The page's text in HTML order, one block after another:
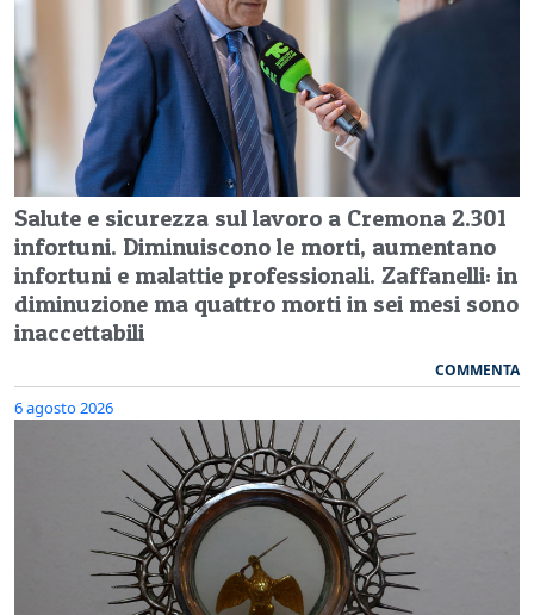
Salute e sicurezza sul lavoro a Cremona 2.301
infortuni. Diminuiscono le morti, aumentano
infortuni e malattie professionali. Zaffanelli: in
diminuzione ma quattro morti in sei mesi sono
inaccettabili
COMMENTA
6 agosto 2026